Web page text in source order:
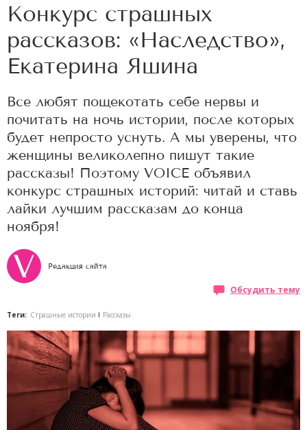
Конкурс страшных
рассказов: «Наследство»,
Екатерина Яшина
Все любят пощекотать себе нервы и
почитать на ночь истории, после которых
будет непросто уснуть. А мы уверены, что
женщины великолепно пишут такие
рассказы! Поэтому VOICE объявил
конкурс страшных историй: читай и ставь
лайки лучшим рассказам до конца
ноября!
Редакция сайта
Обсудить тему
Теги: Страшные истории Рассказы